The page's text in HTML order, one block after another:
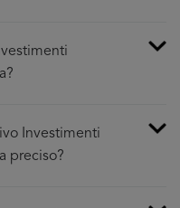
Investimenti
preciso?